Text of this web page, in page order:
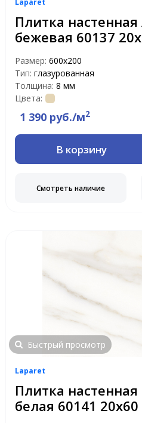
Laparet
Плитка
бежевая 60137
Размер: 600х200
Тип: глазурованная
Толщина: 8 мм
Цвета:
1 390 руб./м2
В корзину
Смотреть наличие
Быстрый просмотр
Laparet
Плитка
белая 60141 20х60